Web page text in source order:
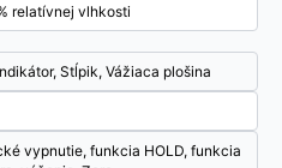
relatívnej vlhkosti
Stĺpik, Vážiaca plošina
vypnutie, funkcia HOLD, funkcia